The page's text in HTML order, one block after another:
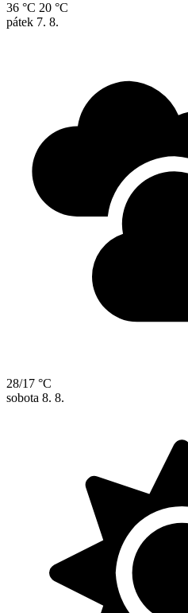
36 °C 20 °C
pátek 7. 8.
28/17 °C
sobota 8. 8.